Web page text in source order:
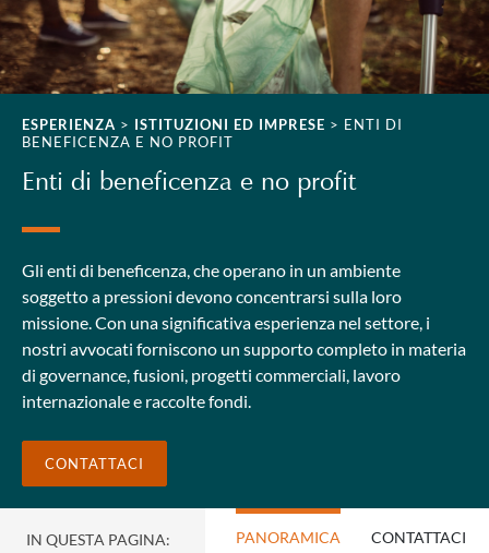
ESPERIENZA > ISTITUZIONI ED IMPRESE > ENTI DI
BENEFICENZA E NO PROFIT
Enti di beneficenza e no profit
Gli enti di beneficenza, che operano in un ambiente
soggetto a pressioni devono concentrarsi sulla loro
missione. Con una significativa esperienza nel settore, i
nostri avvocati forniscono un supporto completo in materia
di governance, fusioni, progetti commerciali, lavoro
internazionale e raccolte fondi.
CONTATTACI
IN QUESTA PAGINA: PANORAMICA CONTATTACI